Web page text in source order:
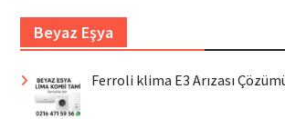
Beyaz Eşya
Ferroli klima E3 Arızası